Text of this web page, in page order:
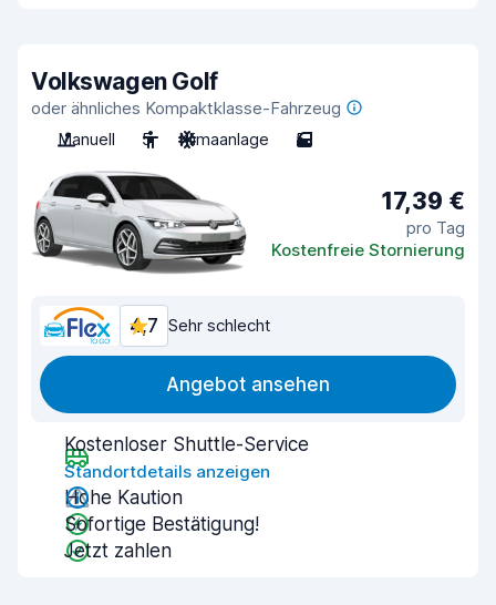
Volkswagen Golf
oder ähnliches Kompaktklasse-Fahrzeug
Manuell
5 Klimaanlage 5
17,39 €
pro Tag
Kostenfreie Stornierung
4,7 Sehr schlecht
Angebot ansehen
Kostenloser Shuttle-Service
Standortdetails anzeigen
Hohe Kaution
Sofortige Bestätigung!
Jetzt zahlen